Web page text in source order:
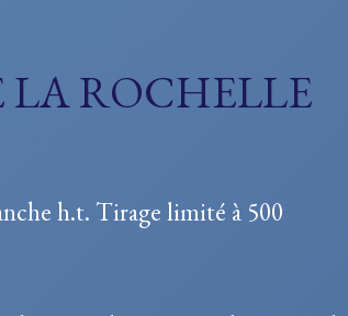
LA ROCHELLE
h.t. Tirage limité à 500